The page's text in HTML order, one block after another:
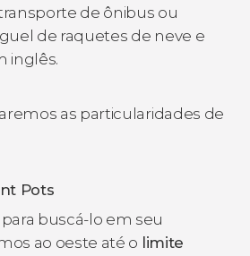
de ônibus ou
de raquetes de neve e
inglês.
as particularidades de
Pots
buscá-lo em seu
ao oeste até o limite